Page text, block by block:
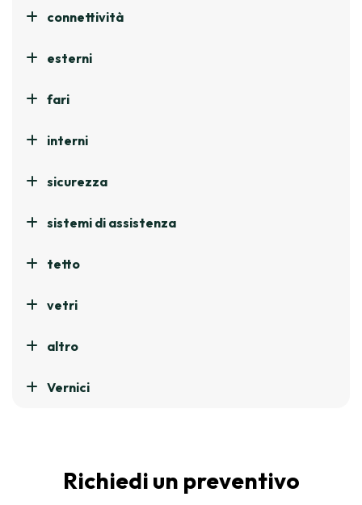
connettività
esterni
fari
interni
sicurezza
sistemi di assistenza
tetto
vetri
altro
Vernici
Richiedi un preventivo